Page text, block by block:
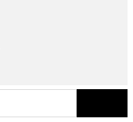
for: